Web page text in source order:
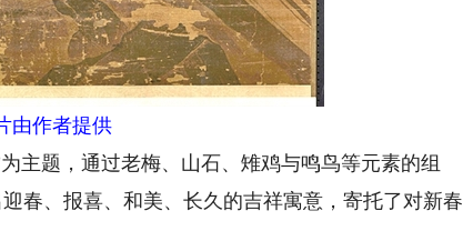
由作者提供
题，通过老梅、山石、雉鸡与鸣鸟等元素的组
春、报喜、和美、长久的吉祥寓意，寄托了对新春